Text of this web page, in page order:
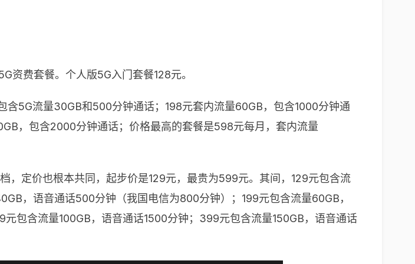
资费套餐。个人版5G入门套餐128元。
5G流量30GB和500分钟通话；198元套内流量60GB，包含1000分钟通
，包含2000分钟通话；价格最高的套餐是598元每月，套内流量
，定价也根本共同，起步价是129元，最贵为599元。其间，129元包含流
，语音通话500分钟（我国电信为800分钟）；199元包含流量60GB，
包含流量100GB，语音通话1500分钟；399元包含流量150GB，语音通话